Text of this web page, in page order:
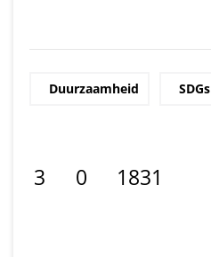
Duurzaamheid SDGs
3 0
1831